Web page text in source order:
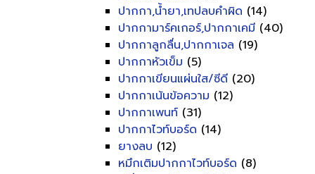
ปากกา,น้ำยา,เทปลบคำผิด (14)
ปากกามาร์คเกอร์,ปากกาเคมี (40)
ปากกาลูกลื่น,ปากกาเจล (19)
ปากกาหัวเข็ม (5)
ปากกาเขียนแผ่นใส/ซีดี (20)
ปากกาเน้นข้อความ (12)
ปากกาเพนท์ (31)
ปากกาไวท์บอร์ด (14)
ยางลบ (12)
หมึกเติมปากกาไวท์บอร์ด (8)